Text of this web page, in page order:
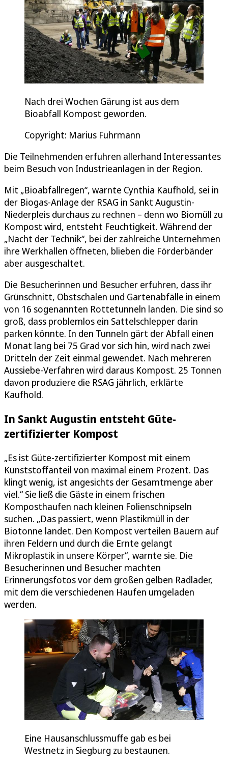
Nach drei Wochen Gärung ist aus dem
Bioabfall Kompost geworden.
Copyright: Marius Fuhrmann
Die Teilnehmenden erfuhren allerhand Interessantes
beim Besuch von Industrieanlagen in der Region.
Mit „Bioabfallregen“, warnte Cynthia Kaufhold, sei in
der Biogas-Anlage der RSAG in Sankt Augustin-
Niederpleis durchaus zu rechnen – denn wo Biomüll zu
Kompost wird, entsteht Feuchtigkeit. Während der
„Nacht der Technik“, bei der zahlreiche Unternehmen
ihre Werkhallen öffneten, blieben die Förderbänder
aber ausgeschaltet.
Die Besucherinnen und Besucher erfuhren, dass ihr
Grünschnitt, Obstschalen und Gartenabfälle in einem
von 16 sogenannten Rottetunneln landen. Die sind so
groß, dass problemlos ein Sattelschlepper darin
parken könnte. In den Tunneln gärt der Abfall einen
Monat lang bei 75 Grad vor sich hin, wird nach zwei
Dritteln der Zeit einmal gewendet. Nach mehreren
Aussiebe-Verfahren wird daraus Kompost. 25 Tonnen
davon produziere die RSAG jährlich, erklärte
Kaufhold.
In Sankt Augustin entsteht Güte-
zertifizierter Kompost
„Es ist Güte-zertifizierter Kompost mit einem
Kunststoffanteil von maximal einem Prozent. Das
klingt wenig, ist angesichts der Gesamtmenge aber
viel.“ Sie ließ die Gäste in einem frischen
Komposthaufen nach kleinen Folienschnipseln
suchen. „Das passiert, wenn Plastikmüll in der
Biotonne landet. Den Kompost verteilen Bauern auf
ihren Feldern und durch die Ernte gelangt
Mikroplastik in unsere Körper“, warnte sie. Die
Besucherinnen und Besucher machten
Erinnerungsfotos vor dem großen gelben Radlader,
mit dem die verschiedenen Haufen umgeladen
werden.
Eine Hausanschlussmuffe gab es bei
Westnetz in Siegburg zu bestaunen.